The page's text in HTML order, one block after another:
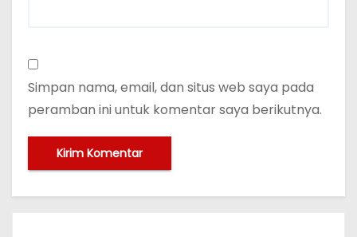
Simpan nama, email, dan situs web saya pada
peramban ini untuk komentar saya berikutnya.